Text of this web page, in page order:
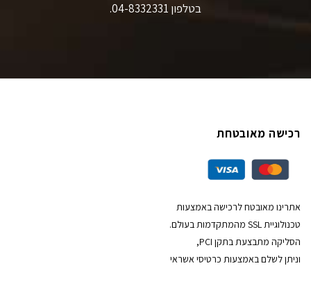
בטלפון 04-8332331.
רכישה מאובטחת
אתרינו מאובטח לרכישה באמצעות
טכנולוגיית SSL מהמתקדמות בעולם.
הסליקה מתבצעת בתקן PCI,
וניתן לשלם באמצעות כרטיסי אשראי